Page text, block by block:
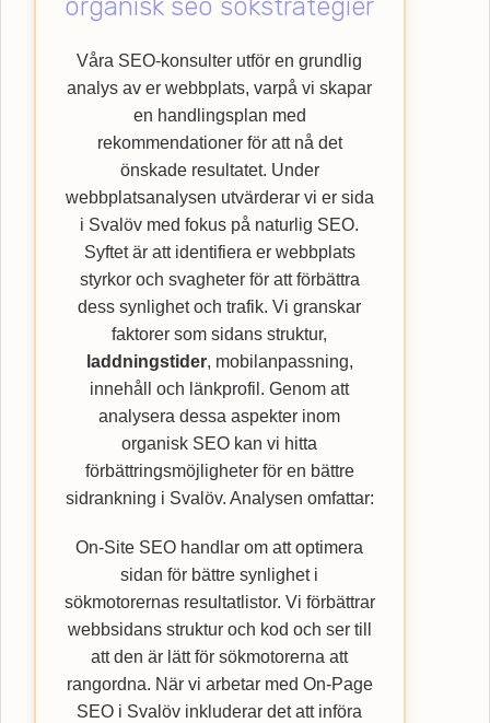
inom SEO. Upptäck hur Webbempire kan
förbättra din webbplats ranking och nå ut till
en bredare kundkrets med vår
SEO-byrå.
organisk seo sökstrategier
Våra SEO-konsulter utför en grundlig
analys av er webbplats, varpå vi skapar
en handlingsplan med
rekommendationer för att nå det
önskade resultatet. Under
webbplatsanalysen utvärderar vi er sida
i Svalöv med fokus på naturlig SEO.
Syftet är att identifiera er webbplats
styrkor och svagheter för att förbättra
dess synlighet och trafik. Vi granskar
faktorer som sidans struktur,
laddningstider, mobilanpassning,
innehåll och länkprofil. Genom att
analysera dessa aspekter inom
organisk SEO kan vi hitta
förbättringsmöjligheter för en bättre
sidrankning i Svalöv. Analysen omfattar:
On-Site SEO handlar om att optimera
sidan för bättre synlighet i
sökmotorernas resultatlistor. Vi förbättrar
webbsidans struktur och kod och ser till
att den är lätt för sökmotorerna att
rangordna. När vi arbetar med On-Page
SEO i Svalöv inkluderar det att införa